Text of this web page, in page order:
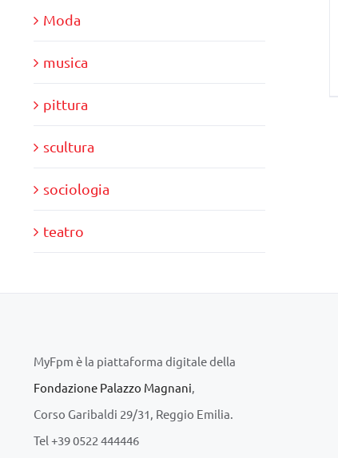
Moda
musica
pittura
scultura
sociologia
teatro
MyFpm è la piattaforma digitale della
Fondazione Palazzo Magnani
Corso Garibaldi 29/31, Reggio Emilia.
Tel +39 0522 444446